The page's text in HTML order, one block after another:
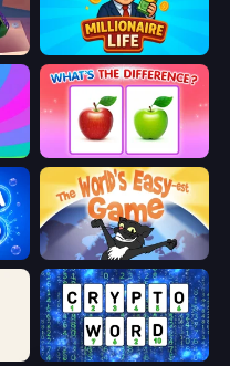
Millionaire Life
What's The Difference?
Cryptoword